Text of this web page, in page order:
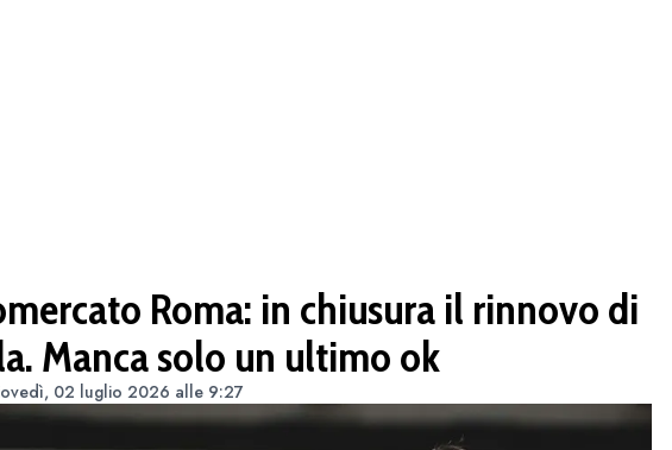
Roma: in chiusura il rinnovo di
Manca solo un ultimo ok
02 luglio 2026 alle 9:27